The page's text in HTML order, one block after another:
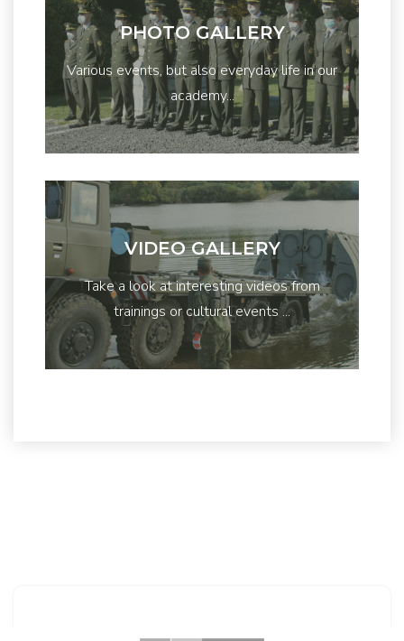
PHOTO GALLERY
Various events, but also everyday life in our
academy...
VIDEO GALLERY
Take a look at interesting videos from
trainings or cultural events ...